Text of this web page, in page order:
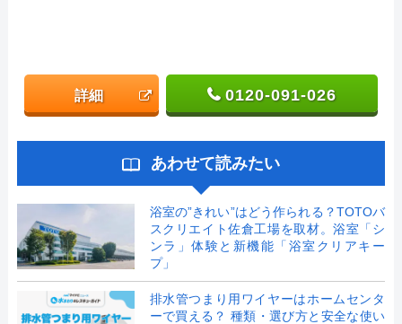
詳細 0120-091-026
あわせて読みたい
浴室の”きれい”はどう作られる？TOTOバ
スクリエイト佐倉工場を取材。浴室「シ
ンラ」体験と新機能「浴室クリアキー
プ」
排水管つまり用ワイヤーはホームセンタ
ーで買える？ 種類・選び方と安全な使い